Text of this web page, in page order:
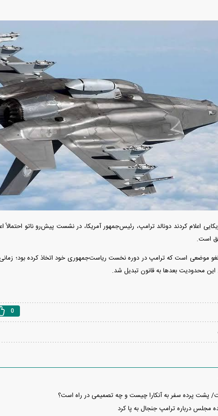
اعلام کردند دونالد ترامپ، رئیس‌جمهور آمریکا، در نشست پیش‌رو ناتو
لغو موضعی است که ترامپ در دوره نخست ریاست‌جمهوری خود اتخاذ کرده بود؛ زمانی
0
پشت پرده سفر به آنکارا چیست و چه تصمیمی در راه است؟
مجلس درباره ترامپ جنجال به پا کرد
شده
کارنامه مردود محسن پاک‌ نژاد؛ از افت شدید
درآمد ارزی تا بازی با عزل و نصب‌ها
خودرو ۳ میلیارد تومان! / رانت
آغاز فروش فوری تویوتا RAV۴ مدل ۲۰۲۵ +
واردات خودرو
مصنوعی»
کرد؟
اپل افزایش قیمت داد؛ خرید iPhone ۱۸ Proانتشار نخستین